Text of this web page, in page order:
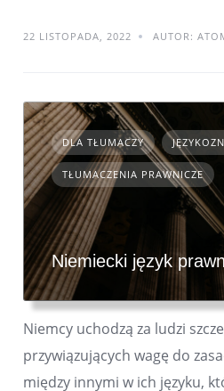
22 LISTOPADA, 2022 AUTOR:
DLA TŁUMACZY
TŁUMACZENIA PRAWNICZE
Niemiecki język
Niemcy uchodzą za ludzi
przywiązujących wagę do
między innymi w ich języku,